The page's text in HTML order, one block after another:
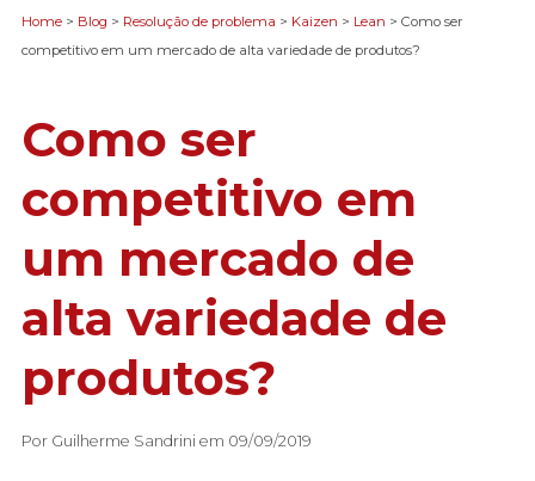
Home> Blog > Resolução de problema > Kaizen > Lean > Como ser
competitivo em um mercado de alta variedade de produtos?
Como ser
competitivo em
um mercado de
alta variedade de
produtos?
Por Guilherme Sandrini em 09/09/2019